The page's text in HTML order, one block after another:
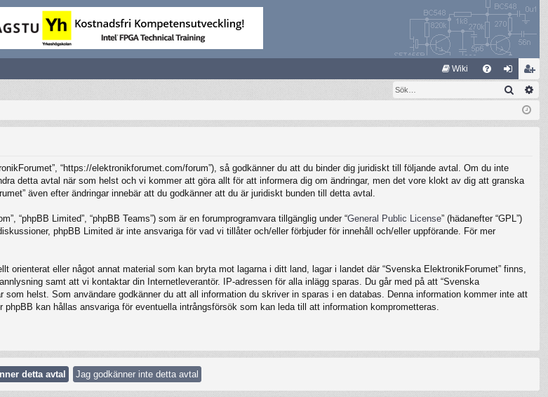
Wiki
og li
m
Sök
“https://elektronikforumet.com/forum”), så godkänner du att du binder dig juridiskt till följande avtal. Om du inte
detta avtal när som helst och vi kommer att göra allt för att informera dig om ändringar, men det vore klokt av dig att granska
även efter ändringar innebär att du godkänner att du är juridiskt bunden till detta avtal.
“phpBB Limited”, “phpBB Teams”) som är en forumprogramvara tillgänglig under “General Public License” (hädanefter “GPL”)
phpBB Limited är inte ansvariga för vad vi tillåter och/eller förbjuder för innehåll och/eller uppförande. För mer
eller något annat material som kan bryta mot lagarna i ditt land, lagar i landet där “Svenska ElektronikForumet” finns,
samt att vi kontaktar din Internetleverantör. IP-adressen för alla inlägg sparas. Du går med på att “Svenska
helst. Som användare godkänner du att all information du skriver in sparas i en databas. Denna information kommer inte att
kan hållas ansvariga för eventuella intrångsförsök som kan leda till att information komprometteras.